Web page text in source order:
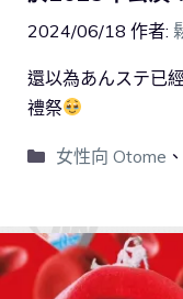
2024/06/18 作者:
還以為あんステ已
禮祭
女性向 Otome 、